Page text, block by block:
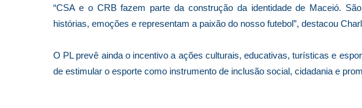
“CSA e o CRB fazem parte da construção da identidade de Maceió.
histórias, emoções e representam a paixão do nosso futebol”, destacou
O PL prevê ainda o incentivo a ações culturais, educativas, turísticas e
de estimular o esporte como instrumento de inclusão social, cidadania e